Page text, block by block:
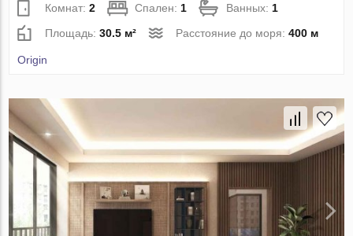
Комнат:2 Спален: 1 Ванных: 1
Площадь:30.5 м² Расстояние до моря:400 м
Origin